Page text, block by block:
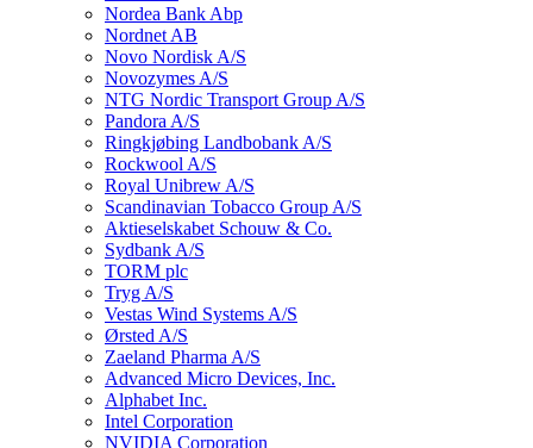
Nordea Bank Abp
Nordnet AB
Novo Nordisk A/S
Novozymes A/S
NTG Nordic Transport Group A/S
Pandora A/S
Ringkjøbing Landbobank A/S
Rockwool A/S
Royal Unibrew A/S
Scandinavian Tobacco Group A/S
Aktieselskabet Schouw & Co.
Sydbank A/S
TORM plc
Tryg A/S
Vestas Wind Systems A/S
Ørsted A/S
Zaeland Pharma A/S
Advanced Micro Devices, Inc.
Alphabet Inc.
Intel Corporation
NVIDIA Corporation